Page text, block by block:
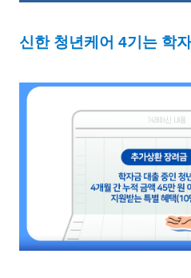
신한 청년케어 4기는 학